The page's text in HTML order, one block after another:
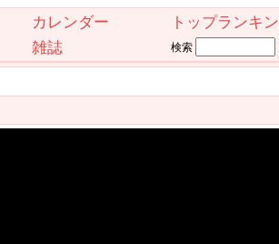
カレンダー
トップランキ
雑誌 検索